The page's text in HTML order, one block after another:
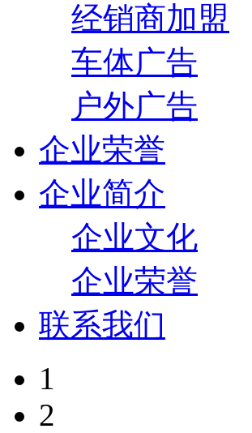
经销商加盟
车体广告
户外广告
企业荣誉
企业简介
企业文化
企业荣誉
联系我们
1
2